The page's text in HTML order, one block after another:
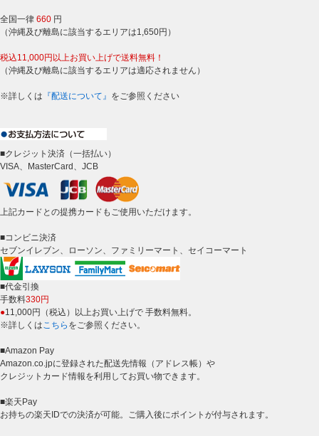
全国一律 660 円
（沖縄及び離島に該当するエリアは1,650円）
税込11,000円以上お買い上げで送料無料！
（沖縄及び離島に該当するエリアは適応されません）
※詳しくは 『配送について』 をご参照ください
■クレジット決済（一括払い）
VISA、MasterCard、JCB
上記カードとの提携カードもご使用いただけます。
■コンビニ決済
セブンイレブン、ローソン、ファミリーマート、セイコーマート
■代金引換
手数料330円
●11,000円（税込）以上お買い上げで 手数料無料。
※詳しくはこちら をご参照ください。
■Amazon Pay
Amazon.co.jpに登録された配送先情報（アドレス帳）や
クレジットカード情報を利用してお買い物できます。
■楽天Pay
お持ちの楽天IDでの決済が可能。ご購入後にポイントが付与されます。